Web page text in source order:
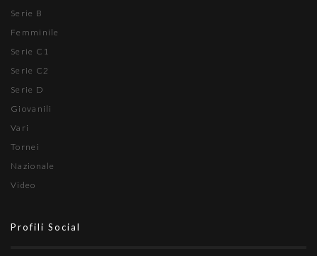
Serie B
Femminile
Serie C1
Serie C2
Serie D
Giovanili
Vari
Tornei
Nazionale
Video
Profili Social